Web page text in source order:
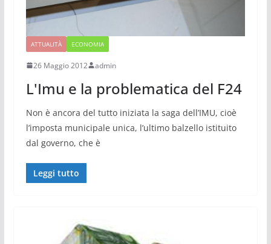
ATTUALITÀ ECONOMIA
26 Maggio 2012 admin
L'Imu e la problematica del F24
Non è ancora del tutto iniziata la saga dell’IMU, cioè
l’imposta municipale unica, l’ultimo balzello istituito
dal governo, che è
Leggi tutto